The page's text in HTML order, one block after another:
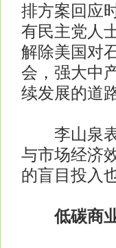
排方案回应
有民主党人
解除美国对
会，强大中
续发展的道
李山泉表
与市场经济
的盲目投入
低碳商